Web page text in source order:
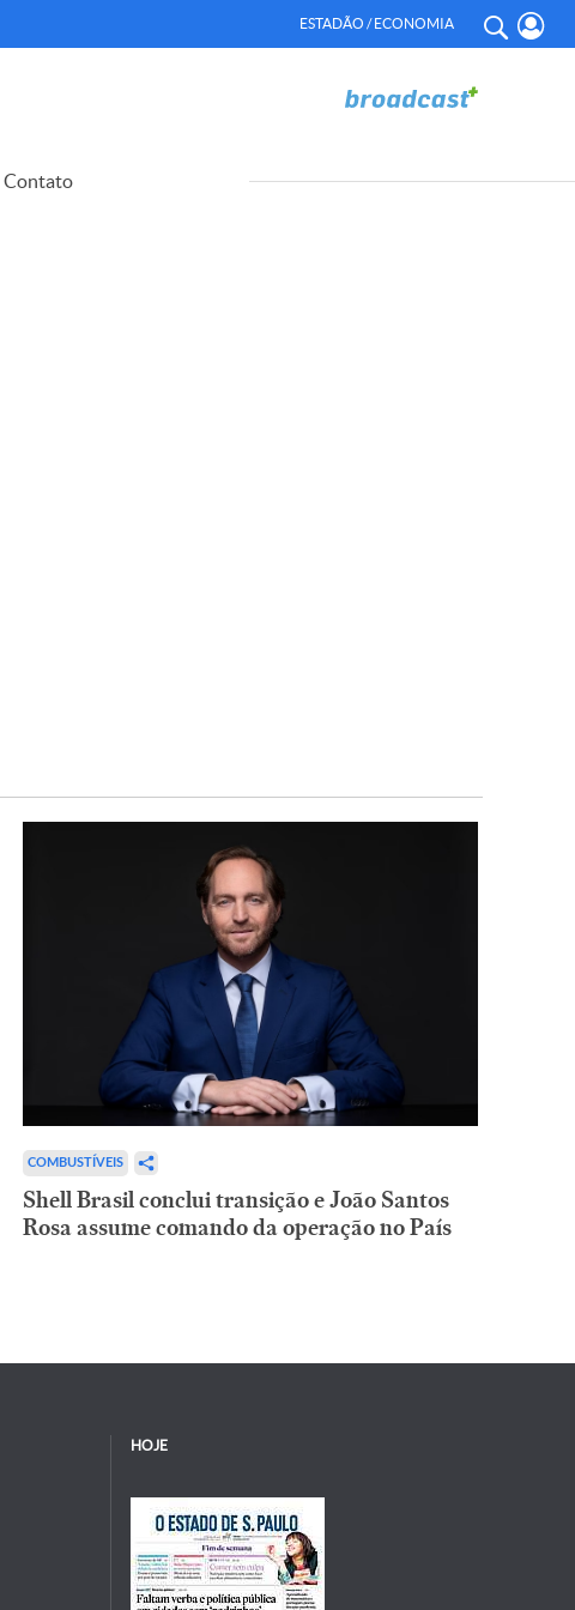
ESTADÃO / ECONOMIA
Contato
COMBUSTÍVEIS
Shell Brasil conclui transição e João Santos
Rosa assume comando da operação no País
HOJE